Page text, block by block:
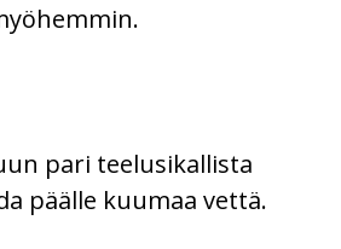
pari teelusikallista
päälle kuumaa vettä.